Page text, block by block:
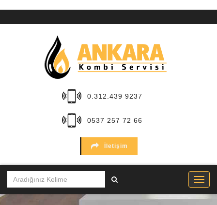
0.312.439 9237
0537 257 72 66
İletişim
KURUMSAL